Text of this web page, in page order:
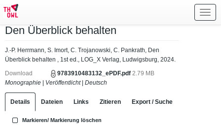
Den Überblick behalten
J.-P. Herrmann, S. Imort, C. Trojanowski, C. Pankrath, Den
Überblick behalten , 1st ed., LOG_X Verlag, Ludwigsburg, 2024.
Download 9783910483132_ePDF.pdf 2.79 MB
Monographie
Veröffentlicht| Deutsch
Details Dateien Links Zitieren Export / Suche
Markieren/ Markierung löschen